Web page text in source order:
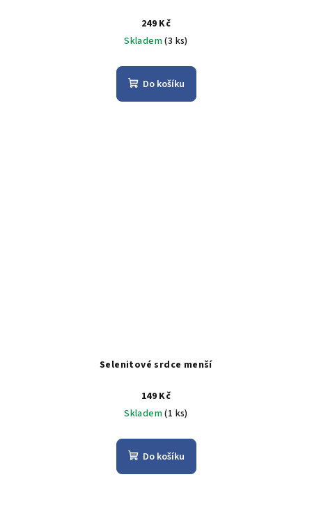
249 Kč
Skladem(3 ks)
Do košíku
Selenitové srdce menší
149 Kč
Skladem(1 ks)
Do košíku